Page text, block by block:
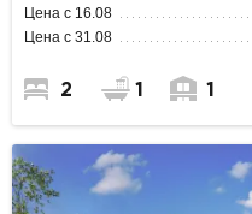
Цена с 16.08
Цена с 31.08
2 1 1